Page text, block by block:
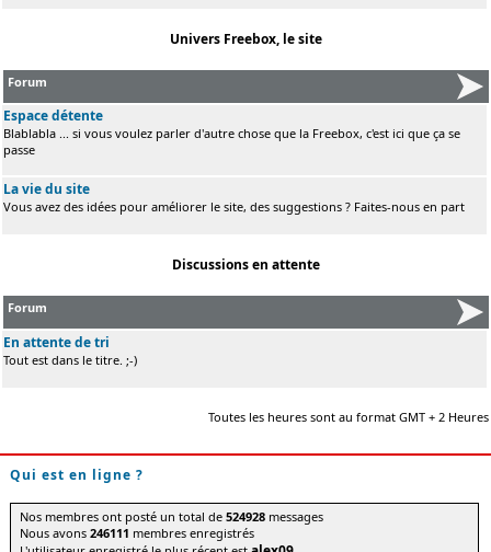
Univers Freebox, le site
Forum
Espace détente
Blablabla ... si vous voulez parler d'autre chose que la Freebox, c'est ici que ça se
passe
La vie du site
Vous avez des idées pour améliorer le site, des suggestions ? Faites-nous en part
Discussions en attente
Forum
En attente de tri
Tout est dans le titre. ;-)
Toutes les heures sont au format GMT + 2 Heures
Qui est en ligne ?
Nos membres ont posté un total de524928 messages
Nous avons246111 membres enregistrés